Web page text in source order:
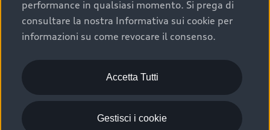
Audi che offre l’usato garantito tramite Audi Prima
Scelta :plus, significa affidarsi ad un prodotto che viene
sottoposto a 110 controlli approfonditi e coperto da
garanzia fino a 4 anni per una maggiore tutela del tuo
acquisto.
performance in qualsiasi momento. Si prega di
consultare la nostra Informativa sui cookie per
informazioni su come revocare il consenso.
Accetta Tutti
Gestisci i cookie